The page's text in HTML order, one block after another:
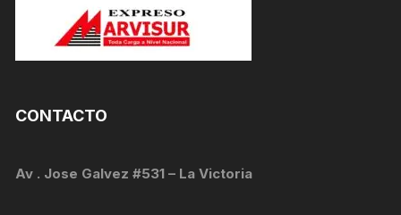
CONTACTO
Av . Jose Galvez #531 – La Victoria